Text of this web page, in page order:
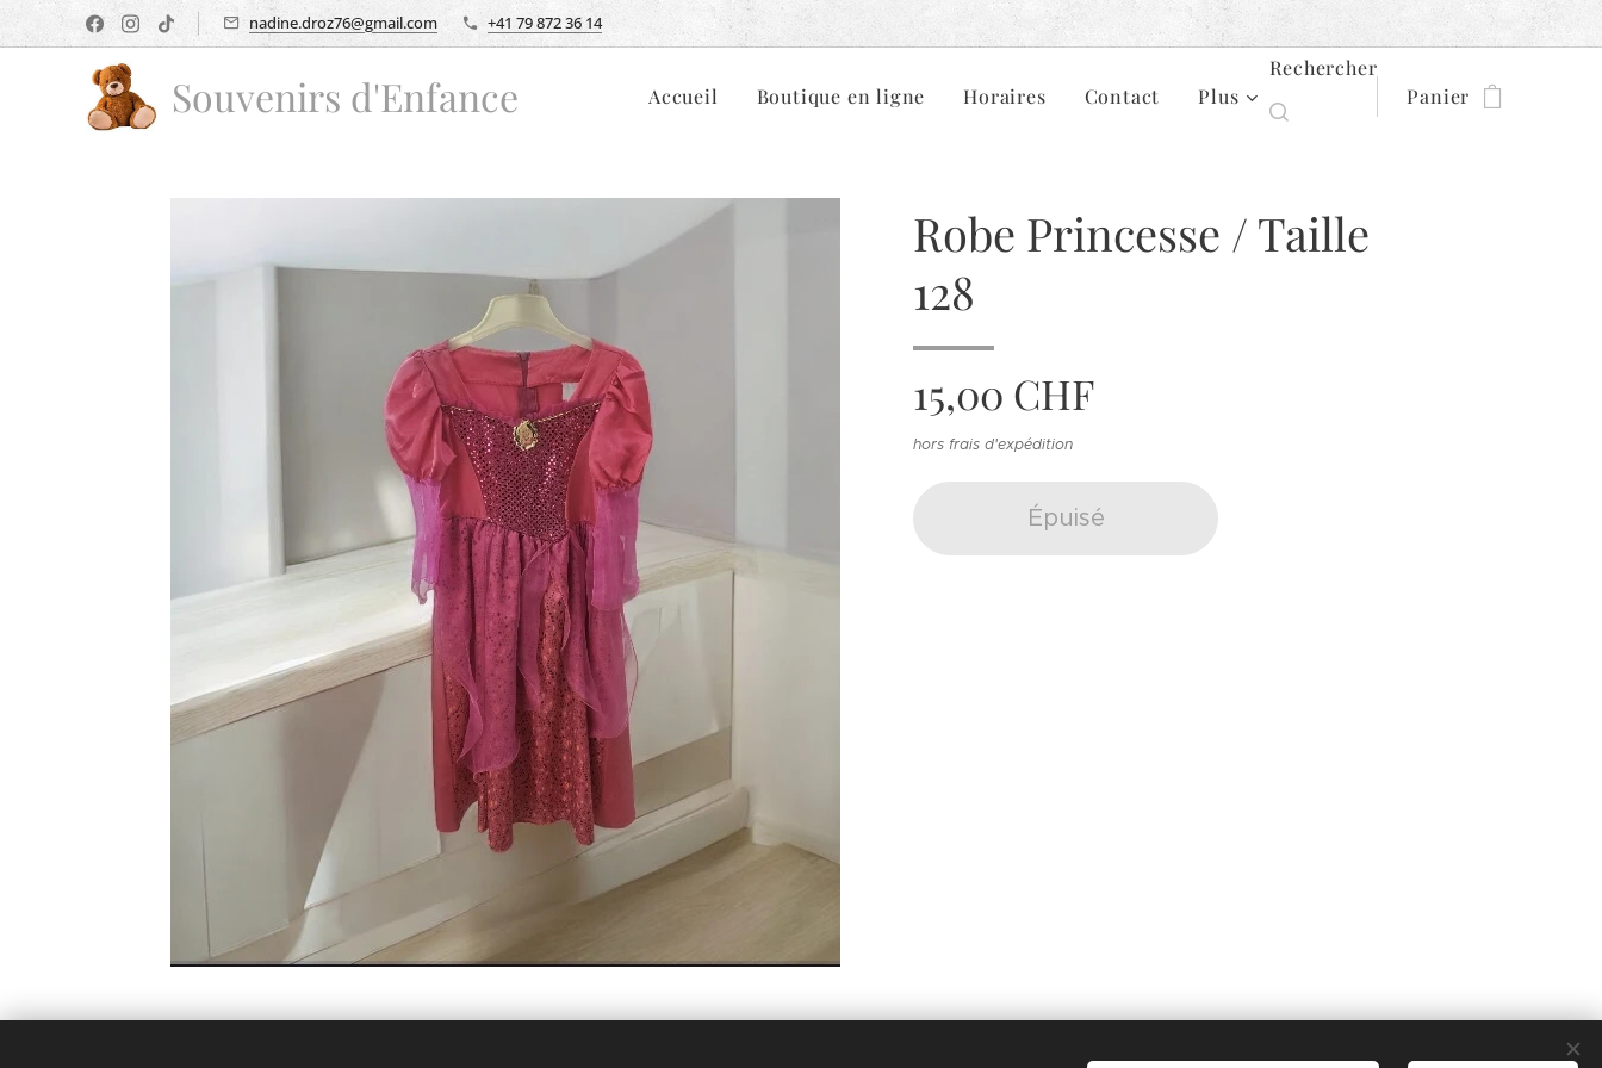
nadine.droz76@gmail.com +41 79 872 36 14
Souvenirs d'Enfance Accueil Boutique en ligne Horaires Contact Plus
Rechercher
Panier
Robe Princesse / Taille
128
15,00 CHF
hors frais d'expédition
Épuisé